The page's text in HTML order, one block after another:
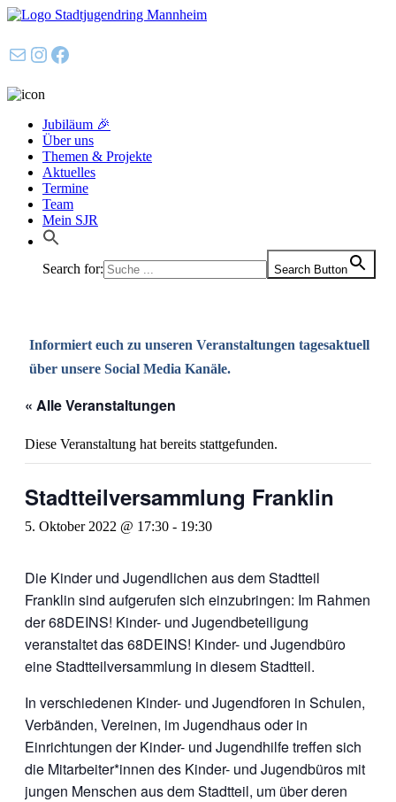
E-MailInstagram
Facebook
Jubiläum 🎉
Über uns
Themen & Projekte
Aktuelles
Termine
Team
Mein SJR
Search for: Search Button
Informiert euch zu unseren Veranstaltungen tagesaktuell
über unsere Social Media Kanäle.
« Alle Veranstaltungen
Diese Veranstaltung hat bereits stattgefunden.
Stadtteilversammlung Franklin
5. Oktober 2022 @ 17:30 - 19:30
Die Kinder und Jugendlichen aus dem Stadtteil
Franklin sind aufgerufen sich einzubringen: Im Rahmen
der 68DEINS! Kinder- und Jugendbeteiligung
veranstaltet das 68DEINS! Kinder- und Jugendbüro
eine Stadtteilversammlung in diesem Stadtteil.
In verschiedenen Kinder- und Jugendforen in Schulen,
Verbänden, Vereinen, im Jugendhaus oder in
Einrichtungen der Kinder- und Jugendhilfe treffen sich
die Mitarbeiter*innen des Kinder- und Jugendbüros mit
jungen Menschen aus dem Stadtteil, um über deren